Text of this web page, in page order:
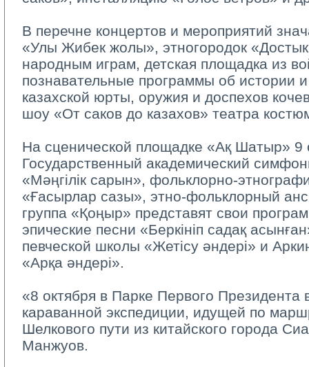
В перечне концертов и мероприятий
«Улы Жибек жолы», этногородок
народным играм, детская площадка из
познавательные программы об истории
казахской юрты, оружия и доспехов
шоу «От саков до казахов» театра
На сценической площадке «Ақ Шатыр» 9
Государственный академический
«Мәңгілік сарын», фольклорно-
«Ғасырлар сазы», этно-фольклорный
группа «Қоңыр» представят свои
эпические песни «Беркініп садақ
певческой школы «Жетісу әндері» и
«Арқа әндері».
«8 октября в Парке Первого Президента
караванной экспедиции, идущей по
Шелкового пути из китайского города
Манжуов.